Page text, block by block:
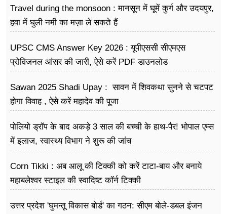
Travel during the monsoon : मानसून में घूमें कुर्ग और उदयपुर,
हवा में घुली नमी का मज़ा ले सकते हैं
UPSC CMS Answer Key 2026 : यूपीएससी सीएमएस
प्रोविजनल आंसर की जारी, ऐसे करें PDF डाउनलोड
Sawan 2025 Shadi Upay : सावन में शिवकथा सुनने से चटपट
होगा विवाह , ऐसे करें महादेव की पूजा
पोलियो ड्रॉप के बाद अकड़े 3 साल की बच्ची के हाथ-पैर! भोपाल एम्स
में इलाज, स्वास्थ्य विभाग ने शुरू की जांच
Corn Tikki : अब आलू की टिक्की को करें टाटा-बाय और बनाये
महाबलेश्वर स्टाइल की स्वादिष्ट कॉर्न टिक्की
उत्तर प्रदेश 'घुमन्तू विकास बोर्ड' का गठन: सीएम बोले-डबल इंजन